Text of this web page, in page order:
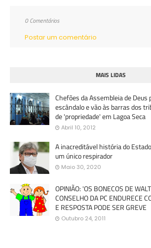
0 Comentários
Postar um comentário
MAIS LIDAS
Chefões da Assembleia de Deus
escândalo e vão às barras dos
de 'propriedade' em Lagoa Seca
Abril 10, 2012
A inacreditável história do
um único respirador
Maio 30, 2020
OPINIÃO: 'OS BONECOS DE
CONSELHO DA PC ENDURECE
E RESPOSTA PODE SER GREVE
Outubro 24, 2011